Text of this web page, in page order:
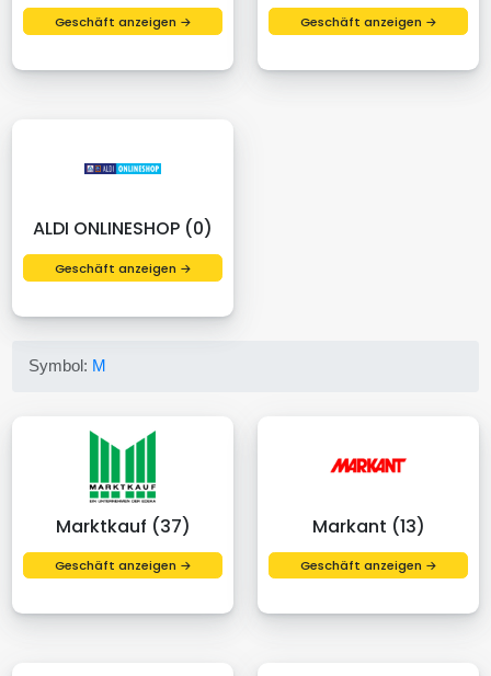
Geschäft anzeigen → Geschäft anzeigen →
ALDI ONLINESHOP (0)
Geschäft anzeigen →
Symbol: M
Marktkauf (37)
Geschäft anzeigen →
Markant (13)
Geschäft anzeigen →